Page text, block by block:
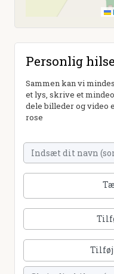
Personlig
Sammen kan vi
et lys, skrive et
dele billeder og video
rose
Tilføj